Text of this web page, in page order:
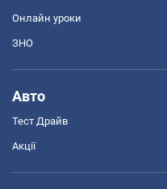
Онлайн уроки
ЗНО
Авто
Тест Драйв
Акції